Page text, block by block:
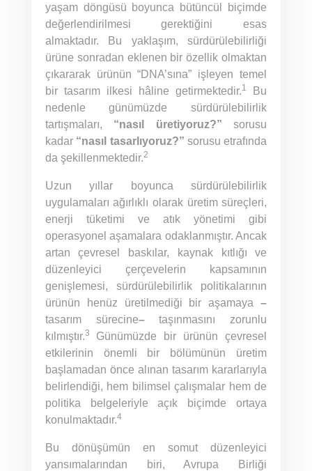
yaşam döngüsü boyunca bütüncül biçimde
değerlendirilmesi gerektiğini esas
almaktadır. Bu yaklaşım, sürdürülebilirliği
ürüne sonradan eklenen bir özellik olmaktan
çıkararak ürünün “DNA’sına” işleyen temel
bir tasarım ilkesi hâline getirmektedir.1
Bu
nedenle günümüzde sürdürülebilirlik
tartışmaları, “nasıl üretiyoruz?” sorusu
kadar “nasıl tasarlıyoruz?” sorusu etrafında
da şekillenmektedir.2
Uzun yıllar boyunca sürdürülebilirlik
uygulamaları ağırlıklı olarak üretim süreçleri,
enerji tüketimi ve atık yönetimi gibi
operasyonel aşamalara odaklanmıştır. Ancak
artan çevresel baskılar, kaynak kıtlığı ve
düzenleyici çerçevelerin kapsamının
genişlemesi, sürdürülebilirlik politikalarının
ürünün henüz üretilmediği bir aşamaya–
tasarım sürecine–taşınmasını zorunlu
kılmıştır.3 Günümüzde bir ürünün çevresel
etkilerinin önemli bir bölümünün üretim
başlamadan önce alınan tasarım kararlarıyla
belirlendiği, hem bilimsel çalışmalar hem de
politika belgeleriyle açık biçimde ortaya
konulmaktadır.4
Bu dönüşümün en somut düzenleyici
yansımalarından biri, Avrupa Birliği